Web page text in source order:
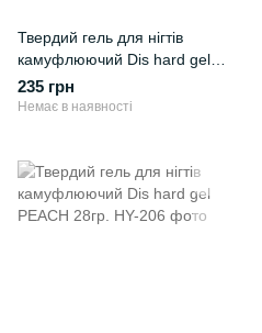
Твердий гель для нігтів
камуфлюючий Dis hard gel
DELICATE 28гр.
235 грн
Немає в наявності